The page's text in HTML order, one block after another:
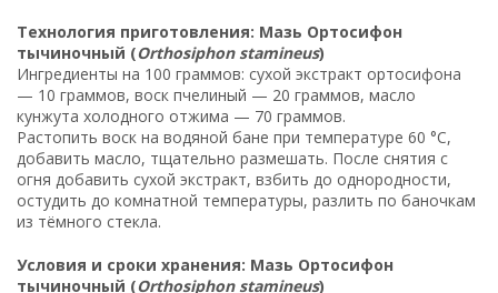
Технология приготовления: Мазь Ортосифон
тычиночный (Orthosiphon stamineus)
Ингредиенты на 100 граммов: сухой экстракт ортосифона
— 10 граммов, воск пчелиный — 20 граммов, масло
кунжута холодного отжима — 70 граммов.
Растопить воск на водяной бане при температуре 60 °C,
добавить масло, тщательно размешать. После снятия с
огня добавить сухой экстракт, взбить до однородности,
остудить до комнатной температуры, разлить по баночкам
из тёмного стекла.
Условия и сроки хранения: Мазь Ортосифон
тычиночный (Orthosiphon stamineus)